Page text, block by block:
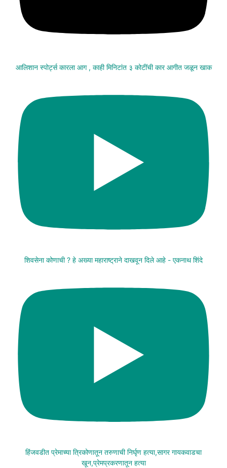
आलिशान स्पोर्ट्स कारला आग , काही मिनिटांत ३ कोटींची कार आगीत जळून खाक
शिवसेना कोणाची ? हे अख्या महाराष्ट्राने दाखवून दिले आहे - एकनाथ शिंदे
हिंजवडीत प्रेमाच्या त्रिकोणातून तरुणाची निर्घृण हत्या,सागर गायकवाडचा
खून,प्रेमप्रकरणातून हत्या